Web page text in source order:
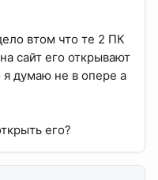
втом что те 2 ПК
сайт его открывают
думаю не в опере а
его?